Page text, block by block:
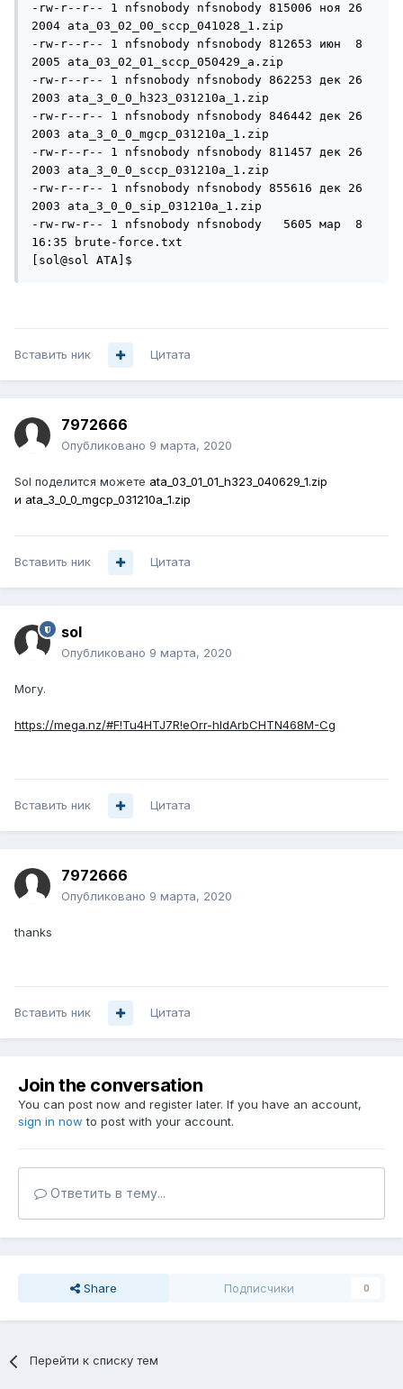
-rw-r--r-- 1 nfsnobody nfsnobody 815006 ноя 26
2004 ata_03_02_00_sccp_041028_1.zip
-rw-r--r-- 1 nfsnobody nfsnobody 812653 июн  8
2005 ata_03_02_01_sccp_050429_a.zip
-rw-r--r-- 1 nfsnobody nfsnobody 862253 дек 26
2003 ata_3_0_0_h323_031210a_1.zip
-rw-r--r-- 1 nfsnobody nfsnobody 846442 дек 26
2003 ata_3_0_0_mgcp_031210a_1.zip
-rw-r--r-- 1 nfsnobody nfsnobody 811457 дек 26
2003 ata_3_0_0_sccp_031210a_1.zip
-rw-r--r-- 1 nfsnobody nfsnobody 855616 дек 26
2003 ata_3_0_0_sip_031210a_1.zip
-rw-rw-r-- 1 nfsnobody nfsnobody   5605 мар  8
16:35 brute-force.txt
[sol@sol ATA]$
Вставить ник Цитата
7972666
Опубликовано 9 марта, 2020
Sol поделится можете ata_03_01_01_h323_040629_1.zip
и ata_3_0_0_mgcp_031210a_1.zip
Вставить ник Цитата
sol
Опубликовано 9 марта, 2020
Могу.
https://mega.nz/#F!Tu4HTJ7R!eOrr-hldArbCHTN468M-Cg
Вставить ник Цитата
7972666
Опубликовано 9 марта, 2020
thanks
Вставить ник Цитата
Join the conversation
You can post now and register later. If you have an account,
sign in now to post with your account.
Ответить в тему...
Share Подписчики 0
Перейти к списку тем